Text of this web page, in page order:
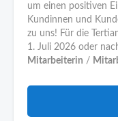
um einen positiven
Kundinnen und
zu uns! Für die
1. Juli 2026 oder
Mitarbeiterin /